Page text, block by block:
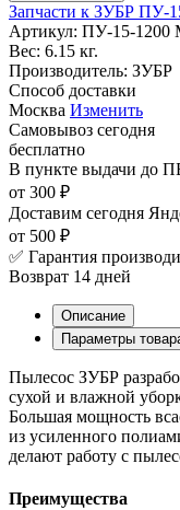
Запчасти к ЗУБР ПУ-
Артикул: ПУ-15-1200
Вес: 6.15 кг.
Производитель: ЗУБР
Способ доставки
Москва Изменить
Самовывоз сегодня
бесплатно
В пункте выдачи до
от 300 ₽
Доставим сегодня
от 500 ₽
✅ Гарантия
Возврат 14 дней
Описание
Параметры
Пылесос ЗУБР
сухой и влажной
Большая мощность
из усиленного
делают работу с
Преимущества